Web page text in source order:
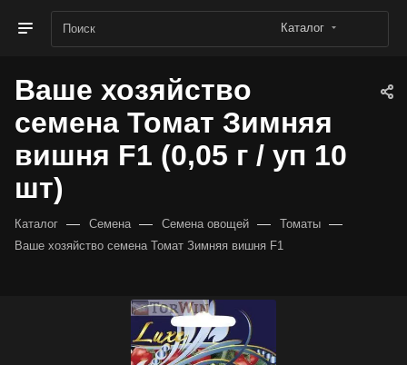
Каталог
Ваше хозяйство
семена Томат Зимняя
вишня F1 (0,05 г / уп 10
шт)
Каталог — Семена — Семена овощей — Томаты —
Ваше хозяйство семена Томат Зимняя вишня F1